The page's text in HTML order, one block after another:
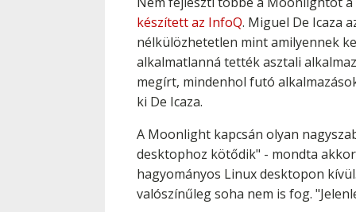
készített az InfoQ. Miguel De Icaza
nélkülözhetetlen mint amilyennek
alkalmatlanná tették asztali
megírt, mindenhol futó
ki De Icaza.
A Moonlight kapcsán olyan
desktophoz kötődik" - mondta
hagyományos Linux desktopon
valószínűleg soha nem is fog.